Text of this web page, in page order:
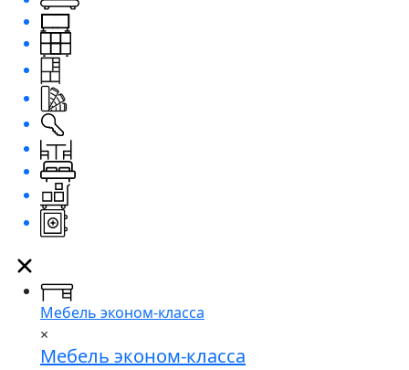
Мебель эконом-класса
×
Мебель эконом-класса